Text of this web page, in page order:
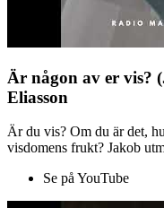
Är någon av er vis?
Eliasson
Är du vis? Om du är det,
visdomens frukt? Jakob
Se på YouTube